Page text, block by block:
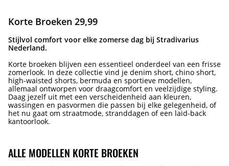
Korte Broeken 29,99
Stijlvol comfort voor elke zomerse dag bij Stradivarius
Nederland.
Korte broeken blijven een essentieel onderdeel van een frisse
zomerlook. In deze collectie vind je denim short, chino short,
high-waisted shorts, bermuda en sportieve modellen,
allemaal ontworpen voor draagcomfort en veelzijdige styling.
Daag jezelf uit met een verscheidenheid aan kleuren,
wassingen en pasvormen die passen bij elke gelegenheid, of
het nu gaat om straatmode, stranddagen of een laid-back
kantoorlook.
ALLE MODELLEN KORTE BROEKEN